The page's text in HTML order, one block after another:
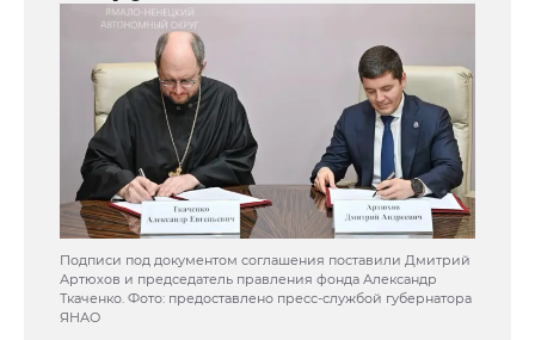
Подписи под документом соглашения поставили Дмитрий
Артюхов и председатель правления фонда Александр
Ткаченко. Фото: предоставлено пресс-службой губернатора
ЯНАО